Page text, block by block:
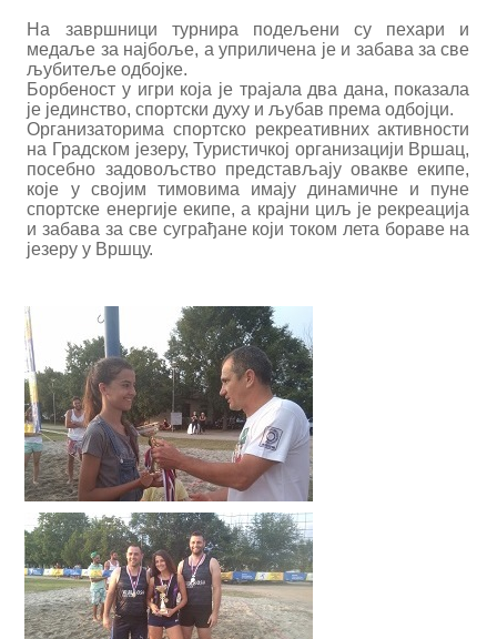
На завршници турнира подељени су пехари и
медаље за најбоље, а уприличена је и забава за све
љубитеље одбојке.
Борбеност у игри која је трајала два дана, показала
је јединство, спортски духу и љубав према одбојци.
Организаторима спортско рекреативних активности
на Градском језеру, Туристичкој организацији Вршац,
посебно задовољство представљају овакве екипе,
које у својим тимовима имају динамичне и пуне
спортске енергије екипе, а крајни циљ је рекреација
и забава за све суграђане који током лета бораве на
језеру у Вршцу.